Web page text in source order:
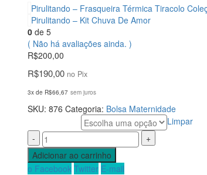
Pirulitando – Frasqueira Térmica Tiracolo
Pirulitando – Kit Chuva De Amor
0de 5
( Não há avaliações ainda. )
R$200,00
R$190,00 no Pix
3x de R$66,67 sem juros
SKU: 876 Categoria: Bolsa Maternidade
Limpar
-
+
Adicionar ao carrinho
o Facebook Twitter E-mail